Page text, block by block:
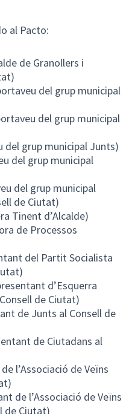
al Pacto:
de Granollers i
del grup municipal
del grup municipal
del grup municipal Junts)
del grup municipal
del grup municipal
de Ciutat)
Tinent d’Alcalde)
de Processos
del Partit Socialista
d’Esquerra
de Ciutat)
de Junts al Consell de
de Ciutadans al
l’Associació de Veïns
de l’Associació de Veïns
de Ciutat)